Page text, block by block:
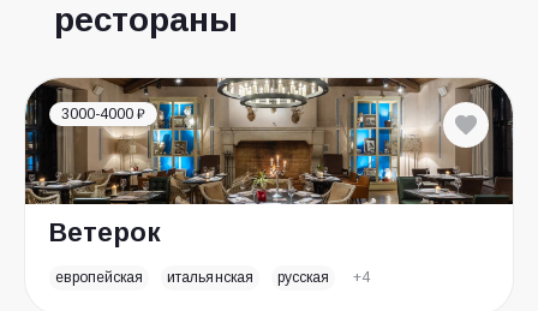
рестораны
3000-4000 ₽
Ветерок
европейская итальянская русская +4